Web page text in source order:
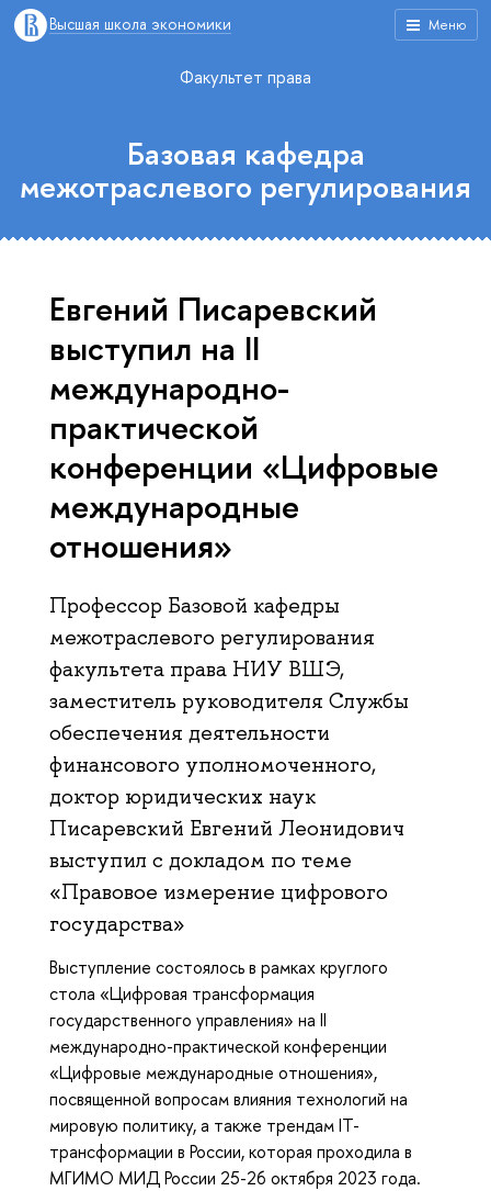
Меню
Высшая школа экономики
Факультет права
Базовая кафедра
межотраслевого регулирования
Евгений Писаревский
выступил на II
международно-
практической
конференции «Цифровые
международные
отношения»
Профессор Базовой кафедры
межотраслевого регулирования
факультета права НИУ ВШЭ,
заместитель руководителя Службы
обеспечения деятельности
финансового уполномоченного,
доктор юридических наук
Писаревский Евгений Леонидович
выступил с докладом по теме
«Правовое измерение цифрового
государства»
Выступление состоялось в рамкахкруглого
стола «Цифровая трансформация
государственного управления» на II
международно-практической конференции
«Цифровые международные отношения»,
посвященной вопросам влияния технологий на
мировую политику, а также трендам IT-
трансформации в России, которая проходила в
МГИМО МИД России 25-26 октября 2023 года.